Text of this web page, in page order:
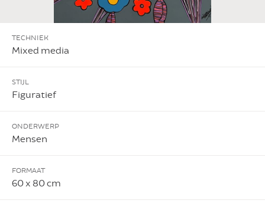
TECHNIEK
Mixed media
STIJL
Figuratief
ONDERWERP
Mensen
FORMAAT
60 x 80 cm